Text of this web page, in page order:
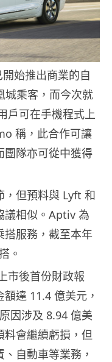
始推出商業的自
城乘客，而今次就
戶可在手機程式上
稱，此合作可讓
團隊亦可從中獲得
，但預料與 Lyft 和
議相似。Aptiv 為
搭服務，截至本年
。
市後首份財政報
達 11.4 億美元，
因涉及 8.94 億美
會繼續虧損，但
自動車等業務，